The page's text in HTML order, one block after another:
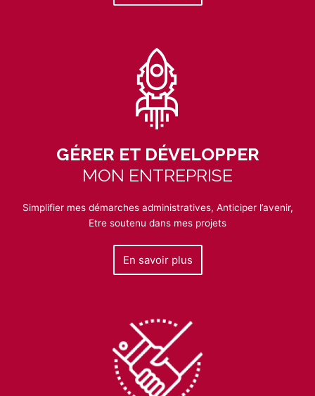
GÉRER ET DÉVELOPPER
MON ENTREPRISE
Simplifier mes démarches administratives, Anticiper l’avenir,
Etre soutenu dans mes projets
En savoir plus